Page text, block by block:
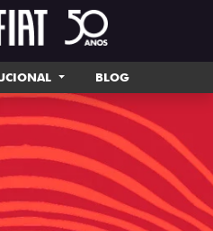
BLOG